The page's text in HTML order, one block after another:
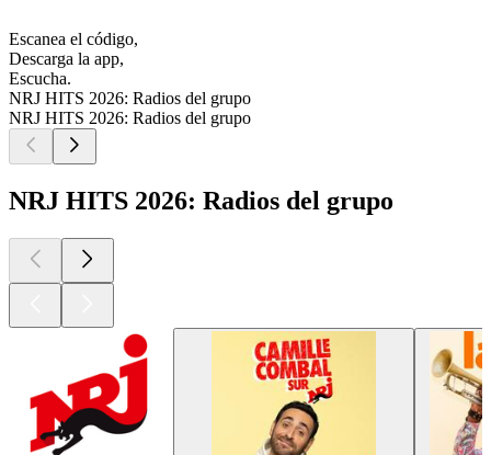
Escanea el código,
Descarga la app,
Escucha.
NRJ HITS 2026: Radios del grupo
NRJ HITS 2026: Radios del grupo
NRJ HITS 2026: Radios del grupo